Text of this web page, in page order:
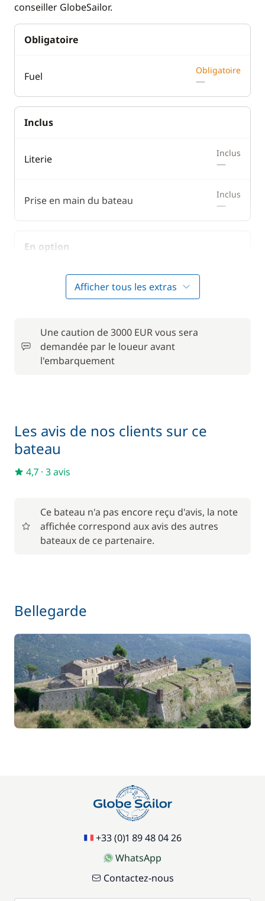
conseiller GlobeSailor.
Obligatoire
Fuel Obligatoire
—
Inclus
Literie Inclus
—
Prise en main du bateau Inclus
—
En option
Animaux de compagnie
Forfait Nettoyage Retour
Matelas de pont
Pack Confort
Parking Voitures 6,00 €
/ nuit
Wifi
Afficher tous les extras
Une caution de 3000 EUR vous sera
demandée par le loueur avant
l'embarquement
Les avis de nos clients sur ce
bateau
4,7 · 3 avis
Ce bateau n'a pas encore reçu d'avis, la note
affichée correspond aux avis des autres
bateaux de ce partenaire.
Bellegarde
+33 (0)1 89 48 04 26
WhatsApp
Contactez-nous